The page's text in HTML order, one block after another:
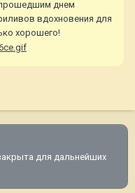
днем
вдохновения для
хорошего!
для дальнейших